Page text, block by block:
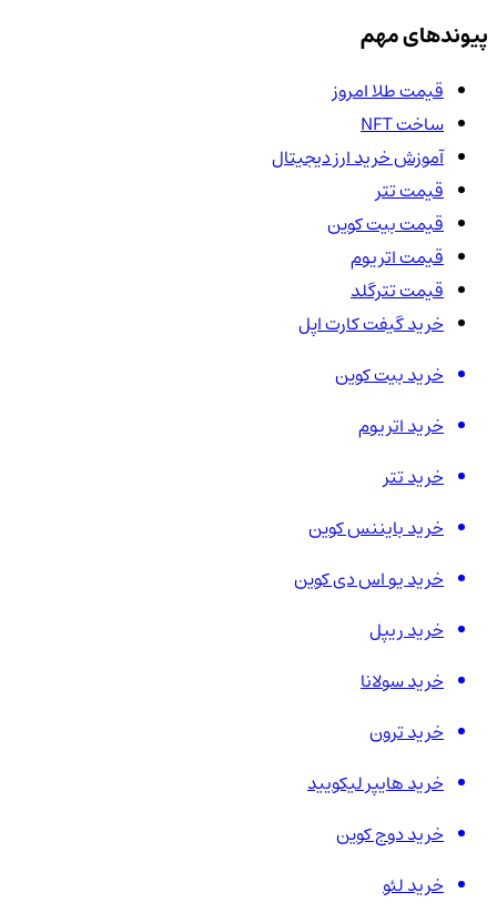
پیوندهای مهم
قیمت طلا امروز
ساخت NFT
آموزش خرید ارز دیجیتال
قیمت تتر
قیمت بیت کوین
قیمت اتریوم
قیمت تترگلد
خرید گیفت کارت اپل
خرید بیت کوین
خرید اتریوم
خرید تتر
خرید بایننس کوین
خرید یو اس دی کوین
خرید ریپل
خرید سولانا
خرید ترون
خرید هایپر لیکویید
خرید دوج کوین
خرید لئو